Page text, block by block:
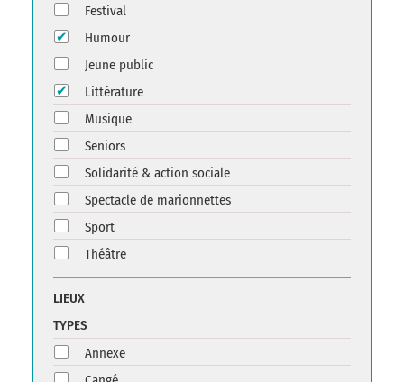
Festival
Humour
Jeune public
Littérature
Musique
Seniors
Solidarité & action sociale
Spectacle de marionnettes
Sport
Théâtre
LIEUX
TYPES
Annexe